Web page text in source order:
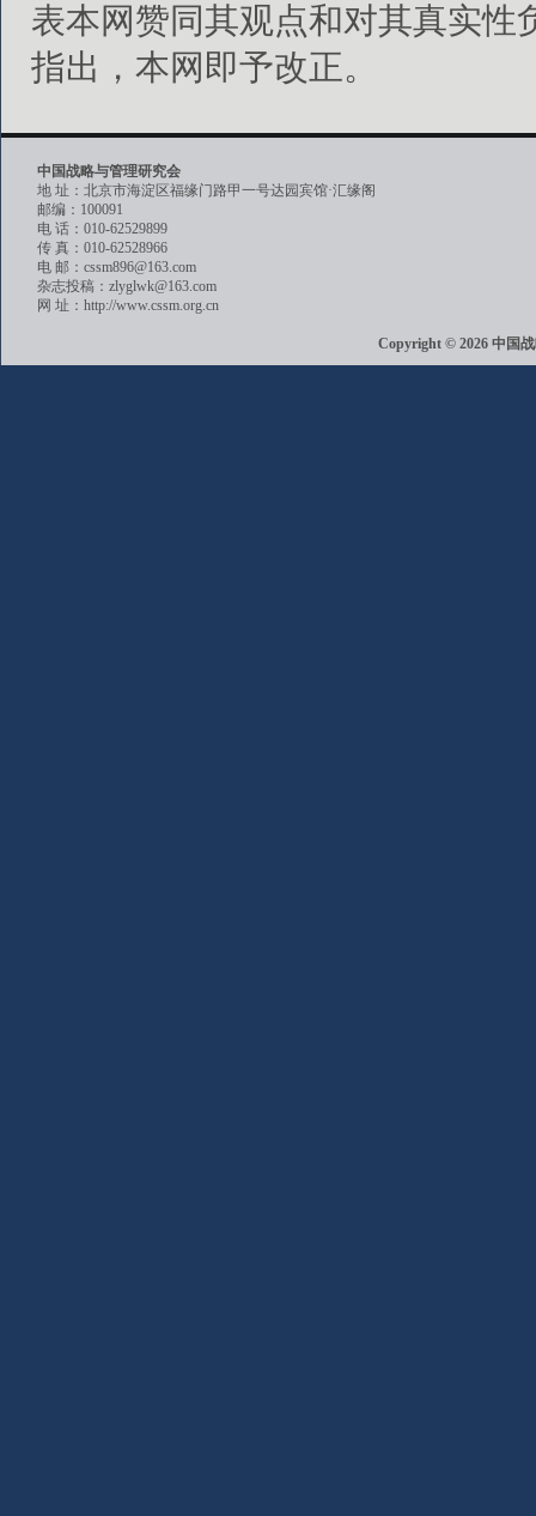
表本网赞同其观点和对其真实
指出，本网即予改正。
中国战略与管理研究会
地 址：北京市海淀区福缘门路甲一号达园宾馆·汇缘阁
邮编：100091
电 话：010-62529899
传 真：010-62528966
电 邮：cssm896@163.com
杂志投稿：zlyglwk@163.com
网 址：http://www.cssm.org.cn
Copyright © 2026 中国